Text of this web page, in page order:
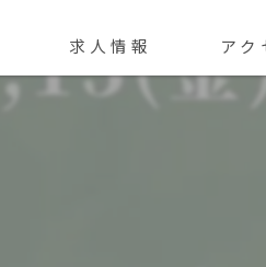
求人情報 アク